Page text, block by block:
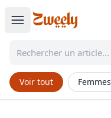
Voir tout Femmes